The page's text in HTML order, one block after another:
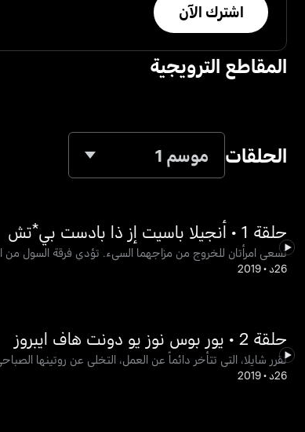
اشترك الآن
المقاطع الترويجية
الحلقات موسم 1
حلقة 1 • أنجيلا باسيت إز ذا بادست بي*تش
تسعى امرأتان للخروج من مزاجهما السيء. تؤدي فرقة السول من
26د •
2019
حلقة 2 • يور بوس نوز يو دونت هاف ايبروز
تقرر شايلا، التي تتأخر دائماً عن العمل، التخلي عن روتينها
26د •
2019